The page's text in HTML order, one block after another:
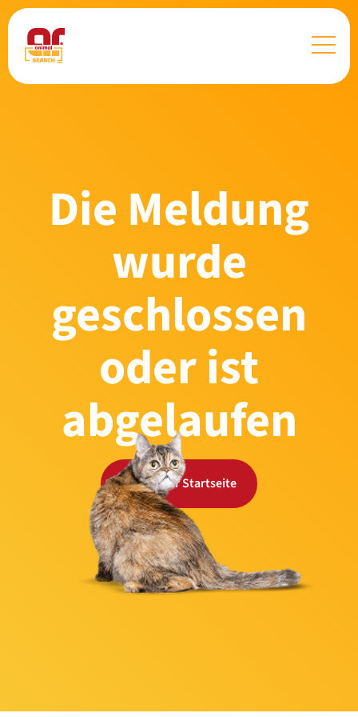
Die Meldung
wurde
geschlossen
oder ist
abgelaufen
Zurück zur Startseite